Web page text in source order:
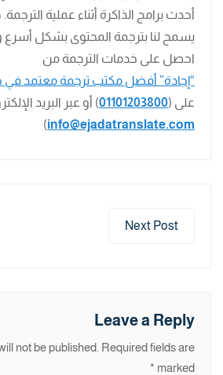
أحدث برامج الذاكرة أثناء عملية
يسمح لنا بترجمة المحتوى بشكل أسرع
احصل على خدمات الترجمة من
“إجادة” أفضل مكتب ترجمة معتمد في
على (01101203800) أو عبر البريد
info@ejadatranslate.com
)
Next Post
Leave a Reply
not be published. Required fields are
marked
*